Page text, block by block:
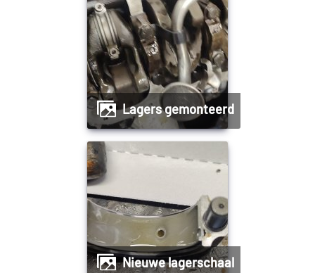
Lagers gemonteerd
Nieuwe lagerschaal